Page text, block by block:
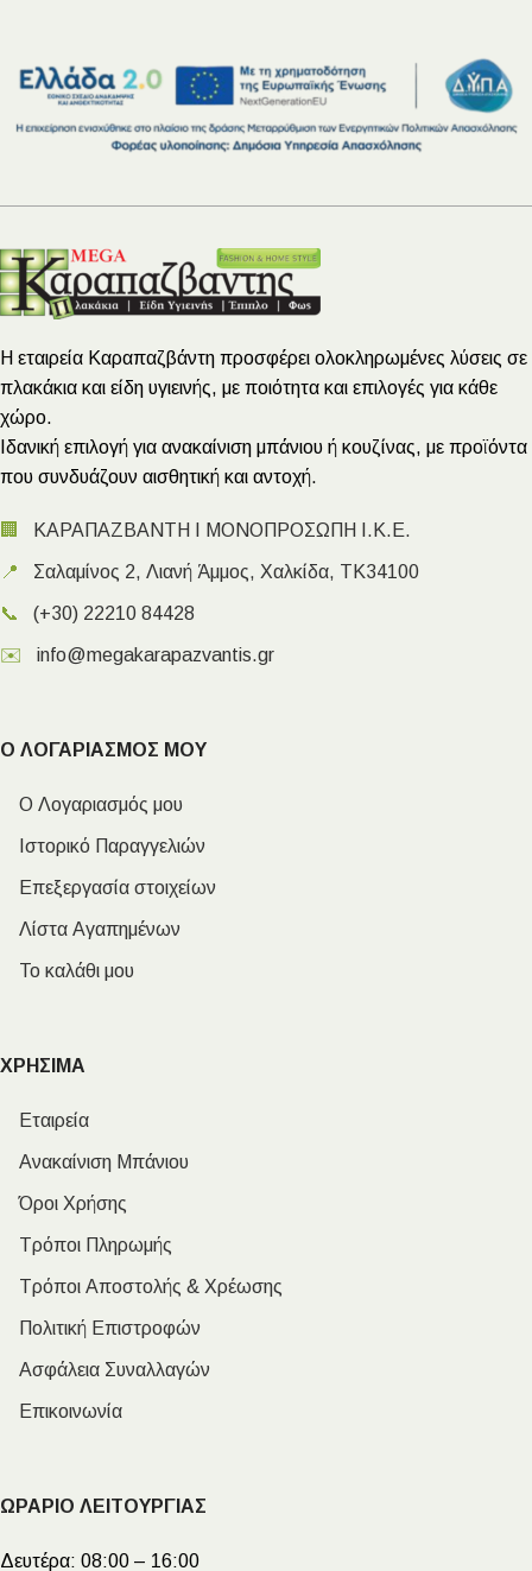
Η εταιρεία Καραπαζβάντη προσφέρει ολοκληρωμένες λύσεις σε
πλακάκια και είδη υγιεινής, με ποιότητα και επιλογές για κάθε
χώρο.
Ιδανική επιλογή για ανακαίνιση μπάνιου ή κουζίνας, με προϊόντα
που συνδυάζουν αισθητική και αντοχή.
🏢 ΚΑΡΑΠΑΖΒΑΝΤΗ Ι ΜΟΝΟΠΡΟΣΩΠΗ Ι.Κ.Ε.
📍 Σαλαμίνος 2, Λιανή Άμμος, Χαλκίδα, ΤΚ34100
📞 (+30) 22210 84428
✉️ info@megakarapazvantis.gr
Ο ΛΟΓΑΡΙΑΣΜΟΣ ΜΟΥ
Ο Λογαριασμός μου
Ιστορικό Παραγγελιών
Επεξεργασία στοιχείων
Λίστα Αγαπημένων
Το καλάθι μου
ΧΡΗΣΙΜΑ
Εταιρεία
Ανακαίνιση Μπάνιου
Όροι Χρήσης
Τρόποι Πληρωμής
Τρόποι Αποστολής & Χρέωσης
Πολιτική Επιστροφών
Ασφάλεια Συναλλαγών
Επικοινωνία
ΩΡΑΡΙΟ ΛΕΙΤΟΥΡΓΙΑΣ
Δευτέρα: 08:00 – 16:00